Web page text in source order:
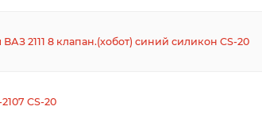
2111 8 клапан.(хобот) синий силикон CS-20
CS-20